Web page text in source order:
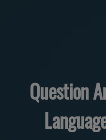
Question